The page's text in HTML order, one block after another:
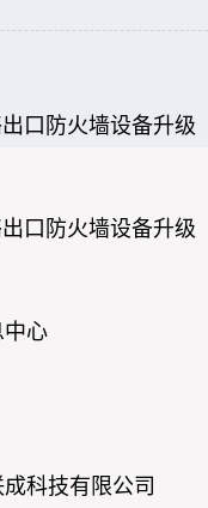
口防火墙设备升级
口防火墙设备升级
中心
科技有限公司